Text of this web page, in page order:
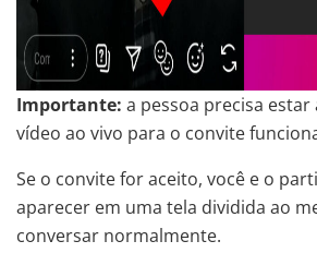
Importante: a pessoa precisa
vídeo ao vivo para o convite
Se o convite for aceito, você e o
aparecer em uma tela dividida ao
conversar normalmente.